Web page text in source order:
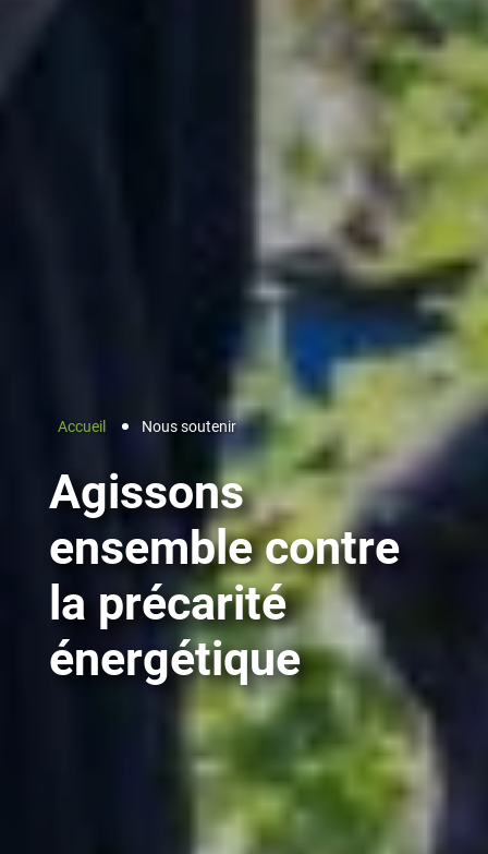
Accueil Nous soutenir
Agissons
ensemble contre
la précarité
énergétique